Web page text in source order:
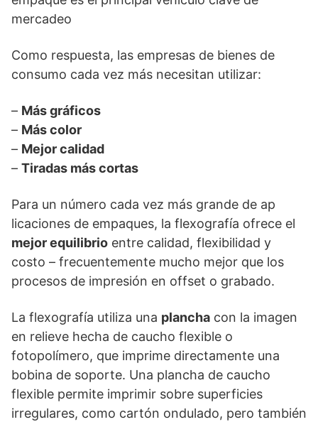
mercadeo
Como respuesta, las empresas de bienes de
consumo cada vez más necesitan utilizar:
– Más gráficos
– Más color
– Mejor calidad
– Tiradas más cortas
Para un número cada vez más grande de ap
licaciones de empaques, la flexografía ofrece el
mejor equilibrio entre calidad, flexibilidad y
costo – frecuentemente mucho mejor que los
procesos de impresión en offset o grabado.
La flexografía utiliza una plancha con la imagen
en relieve hecha de caucho flexible o
fotopolímero, que imprime directamente una
bobina de soporte. Una plancha de caucho
flexible permite imprimir sobre superficies
irregulares, como cartón ondulado, pero también